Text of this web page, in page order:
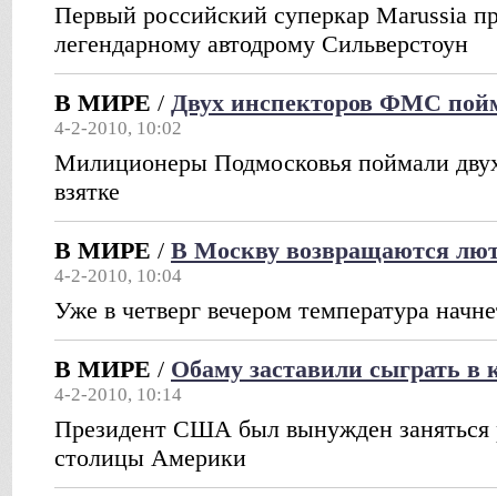
Первый российский суперкар Marussia
легендарному автодрому Сильверстоун
В МИРЕ / Двух инспекторов ФМС
4-2-2010, 10:02
Милиционеры Подмосковья поймали
взятке
В МИРЕ / В Москву возвращаются
4-2-2010, 10:04
Уже в четверг вечером температура
В МИРЕ / Обаму заставили сыграть в
4-2-2010, 10:14
Президент США был вынужден заняться
столицы Америки